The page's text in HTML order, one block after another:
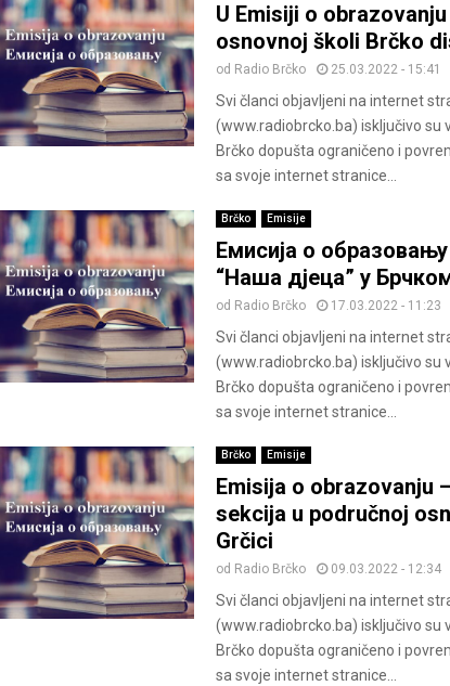
U Emisiji o
osnovnoj školi Brčko
od Radio Brčko 25.03.2022 - 15:41
Svi članci objavljeni na internet
(www.radiobrcko.ba) isključivo su
Brčko dopušta ograničeno i
sa svoje internet stranice...
Brčko Emisije
Емисија о
“Наша дјеца” у
od Radio Brčko 17.03.2022 - 11:23
Svi članci objavljeni na internet
(www.radiobrcko.ba) isključivo su
Brčko dopušta ograničeno i
sa svoje internet stranice...
Brčko Emisije
Emisija o obrazovanju
sekcija u područnoj
Grčici
od Radio Brčko 09.03.2022 - 12:34
Svi članci objavljeni na internet
(www.radiobrcko.ba) isključivo su
Brčko dopušta ograničeno i
sa svoje internet stranice...